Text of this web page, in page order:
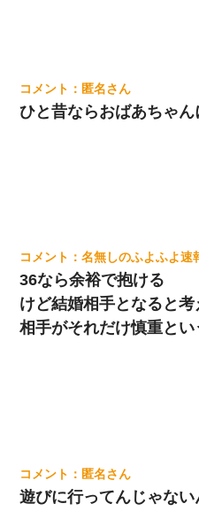
匿名
ひと昔ならおばあちゃ
名無しのふよふよ速
36なら余裕で抱ける
けど結婚相手となると考
相手がそれだけ慎重と
匿名
遊びに行ってんじゃない